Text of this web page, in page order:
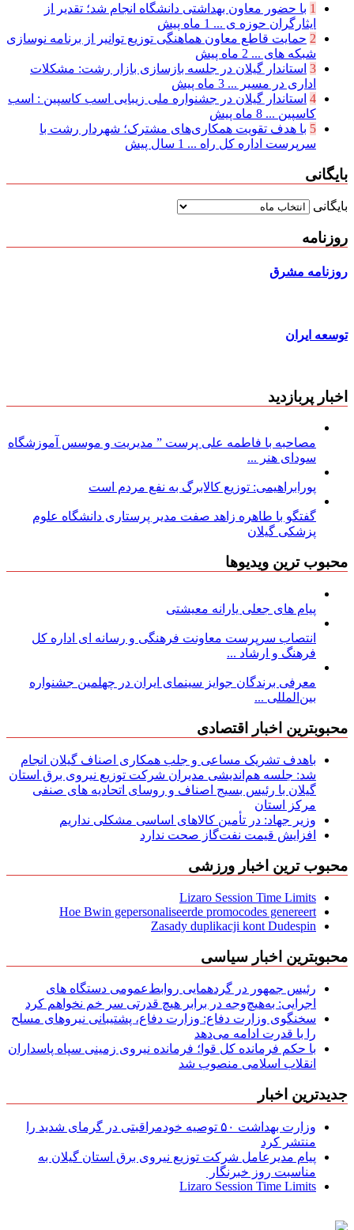
1 با حضور معاون بهداشتی دانشگاه انجام شد؛ تقدیر از
ایثارگران حوزه ی ... 1 ماه پیش
2 حمایت قاطع معاون هماهنگی توزیع توانیر از برنامه نوسازی
شبكه های ... 2 ماه پیش
3 استاندار گیلان در جلسه بازسازی بازار رشت: مشکلات
اداری در مسیر ... 3 ماه پیش
4 استاندار گیلان در جشنواره ملی زیبایی اسب کاسپین : اسب
کاسپین ... 8 ماه پیش
5 با هدف تقویت همکاری‌های مشترک؛ شهردار رشت با
سرپرست اداره کل راه ... 1 سال پیش
بایگانی
بایگانی
روزنامه
روزنامه مشرق
توسعه ایران
اخبار پربازدید
مصاحبه با فاطمه علی پرست ” مدیریت و موسس آموزشگاه
سودای هنر ...
پورابراهیمی: توزیع کالابرگ به نفع مردم است
گفتگو با طاهره زاهد صفت مدیر پرستاری دانشگاه علوم
پزشکی گیلان
محبوب ترین ویدیوها
پیام های جعلی یارانه معیشتی
انتصاب سرپرست معاونت فرهنگی و رسانه ای اداره کل
فرهنگ و ارشاد ...
معرفی برندگان جوایز سینمای ایران در چهلمین جشنواره
بین‌المللی ...
محبوبترین اخبار اقتصادی
باهدف تشریک مساعی و جلب همکاری اصناف گیلان انجام
شد: جلسه هم‌اندیشی مدیران شركت توزیع نیروی برق استان
گیلان با رئیس بسیج اصناف و روسای اتحادیه های صنفی
مركز استان
وزیر جهاد: در تأمین کالاهای اساسی مشکلی نداریم
افزایش قیمت نفت‌گاز صحت ندارد
محبوب ترین اخبار ورزشی
Lizaro Session Time Limits
Hoe Bwin gepersonaliseerde promocodes genereert
Zasady duplikacji kont Dudespin
محبوبترین اخبار سیاسی
رئیس جمهور در گردهمایی روابط‌عمومی دستگاه های
اجرایی: به‌هیچ‌وجه در برابر هیچ قدرتی سر خم نخواهم کرد
سخنگوی وزارت دفاع: وزارت دفاع، پشتیبانی نیرو‌های مسلح
را با قدرت ادامه می‌دهد
با حکم فرمانده کل قوا؛ فرمانده نیروی زمینی سپاه پاسداران
انقلاب اسلامی منصوب شد
جدیدترین اخبار
وزارت بهداشت ۵۰ توصیه خودمراقبتی در گرمای شدید را
منتشر کرد
پیام مدیرعامل شركت توزیع نیروی برق استان گیلان به
مناسبت روز خبرنگار ‌
Lizaro Session Time Limits